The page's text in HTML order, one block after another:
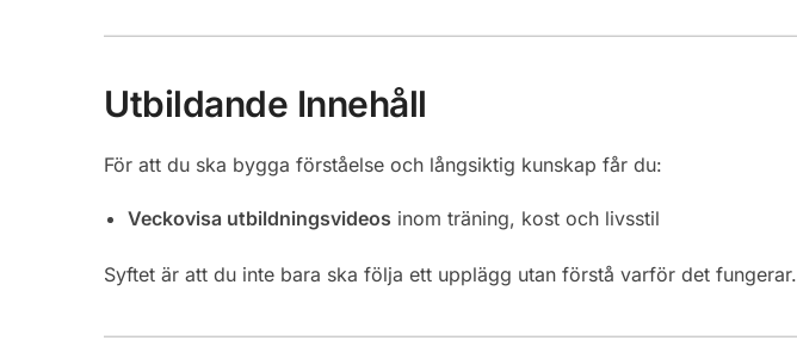
Utbildande Innehåll
För att du ska bygga förståelse och långsiktig kunskap får du:
Veckovisa utbildningsvideos inom träning, kost och livsstil
Syftet är att du inte bara ska följa ett upplägg utan förstå varför det fungerar.